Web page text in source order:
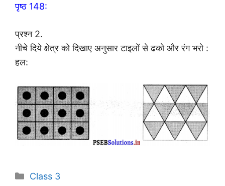
पृष्ठ 148:
प्रश्न 2.
नीचे दिये क्षेत्र को दिखाए अनुसार टाइलों से ढको और रंग भरो :
हल:
Categories
Class 3